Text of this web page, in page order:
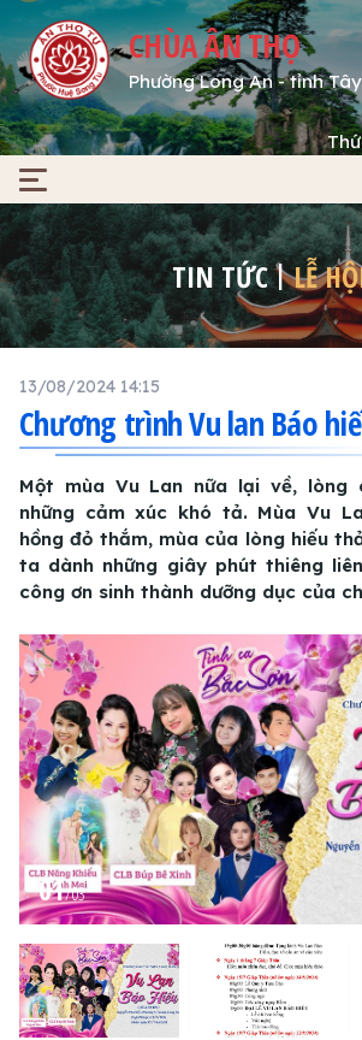
CHÙA ÂN THỌ
Phường Long An - tỉnh
TIN TỨC LỄ
13/08/2024 14:15
Chương trình Vu lan Báo
Một mùa Vu Lan nữa lại về,
những cảm xúc khó tả. Mùa Vu
hồng đỏ thắm, mùa của lòng hiếu
ta dành những giây phút thiêng
công ơn sinh thành dưỡng dục của
01/03